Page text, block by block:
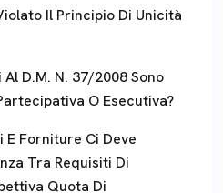
Il Principio Di Unicità
D.m. N. 37/2008 Sono
O Esecutiva?
E Forniture Ci Deve
Tra Requisiti Di
Quota Di